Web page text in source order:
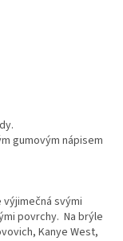
gumovým nápisem
výjimečná svými
povrchy. Na brýle
Kanye West,